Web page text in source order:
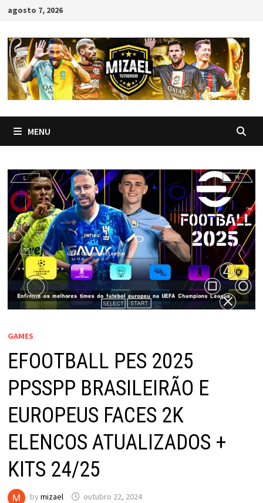
Skip
content
agosto 7, 2026
MENU
GAMES
EFOOTBALL PES 2025
PPSSPP BRASILEIRÃO E
EUROPEUS FACES 2K
ELENCOS ATUALIZADOS +
KITS 24/25
by mizael outubro 22, 2024